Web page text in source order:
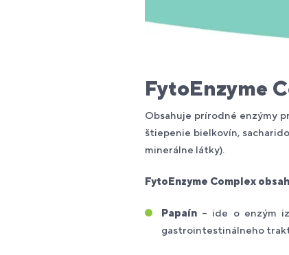
FytoEnzyme
Obsahuje prírodné enzýmy
štiepenie bielkovín,
minerálne látky).
FytoEnzyme Complex
Papaín – ide o enzým
gastrointestinálneho